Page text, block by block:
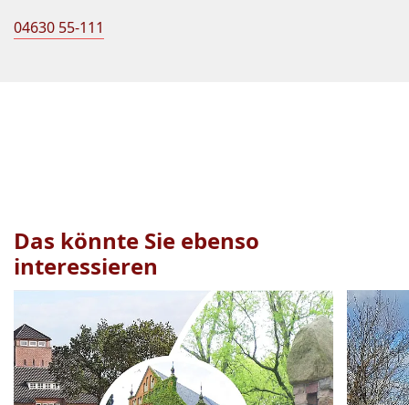
04630 55-111
Das könnte Sie ebenso
interessieren
Veranstaltung1bis2von 18sichtbar.